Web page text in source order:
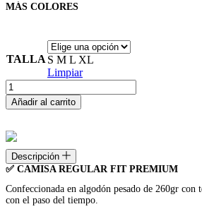
MÁS COLORES
TALLA S M L XL
Limpiar
REGULAR
FIT
BLANCA
MINI
cantidad
Añadir al carrito
Descripción
✅ CAMISA REGULAR FIT PREMIUM
Confeccionada en algodón pesado de 260gr
con el paso del tiempo.